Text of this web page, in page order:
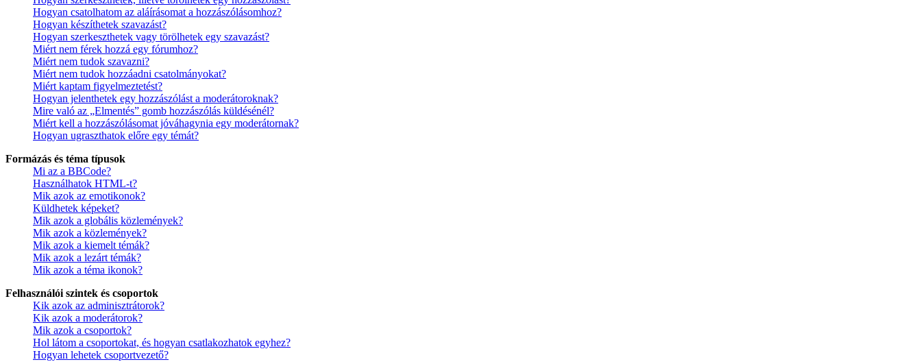
Hogyan csatolhatom az aláírásomat a hozzászólásomhoz?
Hogyan készíthetek szavazást?
Hogyan szerkeszthetek vagy törölhetek egy szavazást?
Miért nem férek hozzá egy fórumhoz?
Miért nem tudok szavazni?
Miért nem tudok hozzáadni csatolmányokat?
Miért kaptam figyelmeztetést?
Hogyan jelenthetek egy hozzászólást a moderátoroknak?
Mire való az „Elmentés” gomb hozzászólás küldésénél?
Miért kell a hozzászólásomat jóváhagynia egy moderátornak?
Hogyan ugraszthatok előre egy témát?
Formázás és téma típusok
Mi az a BBCode?
Használhatok HTML-t?
Mik azok az emotikonok?
Küldhetek képeket?
Mik azok a globális közlemények?
Mik azok a közlemények?
Mik azok a kiemelt témák?
Mik azok a lezárt témák?
Mik azok a téma ikonok?
Felhasználói szintek és csoportok
Kik azok az adminisztrátorok?
Kik azok a moderátorok?
Mik azok a csoportok?
Hol látom a csoportokat, és hogyan csatlakozhatok egyhez?
Hogyan lehetek csoportvezető?